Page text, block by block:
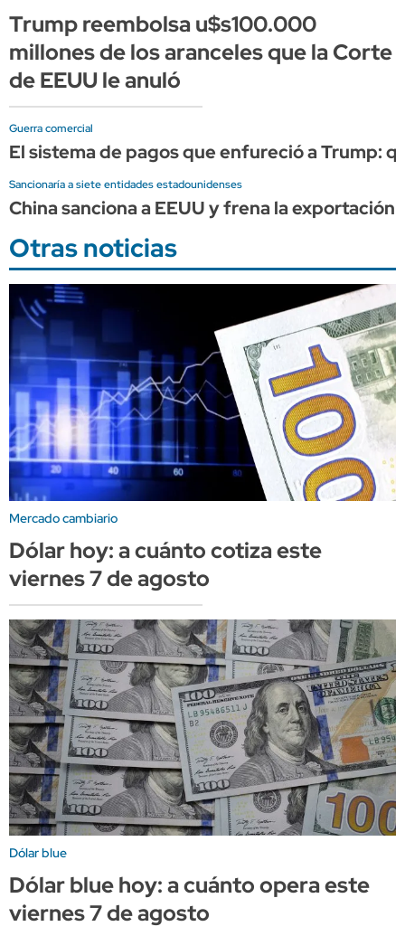
Trump reembolsa u$s100.000
millones de los aranceles que la Corte
de EEUU le anuló
Guerra comercial
El sistema de pagos que enfureció a Trump:
Sancionaría a siete entidades estadounidenses
China sanciona a EEUU y frena la
Otras noticias
Mercado cambiario
Dólar hoy: a cuánto cotiza este
viernes 7 de agosto
Dólar blue
Dólar blue hoy: a cuánto opera este
viernes 7 de agosto